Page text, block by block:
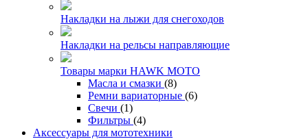
Накладки на лыжи для снегоходов
Накладки на рельсы направляющие
Товары марки HAWK MOTO
Масла и смазки (8)
Ремни вариаторные (6)
Свечи (1)
Фильтры (4)
Аксессуары для мототехники